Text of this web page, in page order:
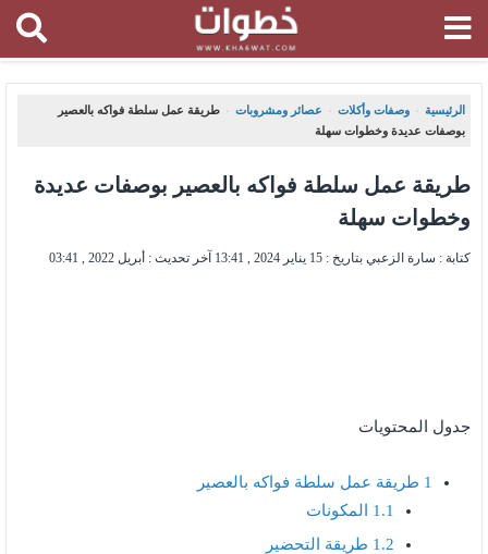
الرئيسية ، وصفات وأكلات ، عصائر ومشروبات ،
طريقة عمل سلطة فواكه بالعصير
بوصفات عديدة وخطوات سهلة
طريقة عمل سلطة فواكه بالعصير بوصفات عديدة
وخطوات سهلة
كتابة : سارة الزعبي بتاريخ : 15 يناير 2024 , 13:41 آخر تحديث : أبريل 2022 , 03:41
جدول المحتويات
1 طريقة عمل سلطة فواكه بالعصير
1.1 المكونات
1.2 طريقة التحضير